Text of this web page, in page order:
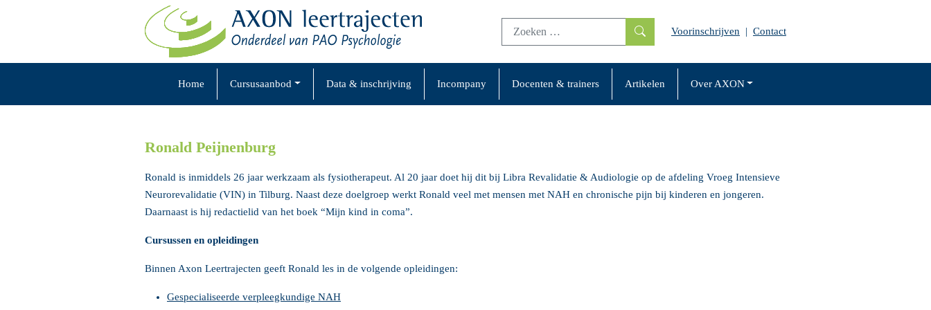
Voorinschrijven | Contact
Home Cursusaanbod Data & inschrijving Incompany Docenten & trainers Artikelen Over AXON
Ronald Peijnenburg
Ronald is inmiddels 26 jaar werkzaam als fysiotherapeut. Al 20 jaar doet hij dit bij Libra Revalidatie & Audiologie op de afdeling Vroeg Intensieve
Neurorevalidatie (VIN) in Tilburg. Naast deze doelgroep werkt Ronald veel met mensen met NAH en chronische pijn bij kinderen en jongeren.
Daarnaast is hij redactielid van het boek “Mijn kind in coma”.
Cursussen en opleidingen
Binnen Axon Leertrajecten geeft Ronald les in de volgende opleidingen:
Gespecialiseerde verpleegkundige NAH